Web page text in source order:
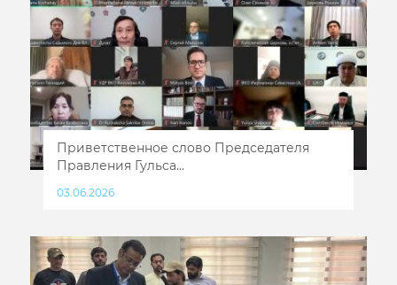
Приветственное слово Председателя
Правления Гульса...
03.06.2026